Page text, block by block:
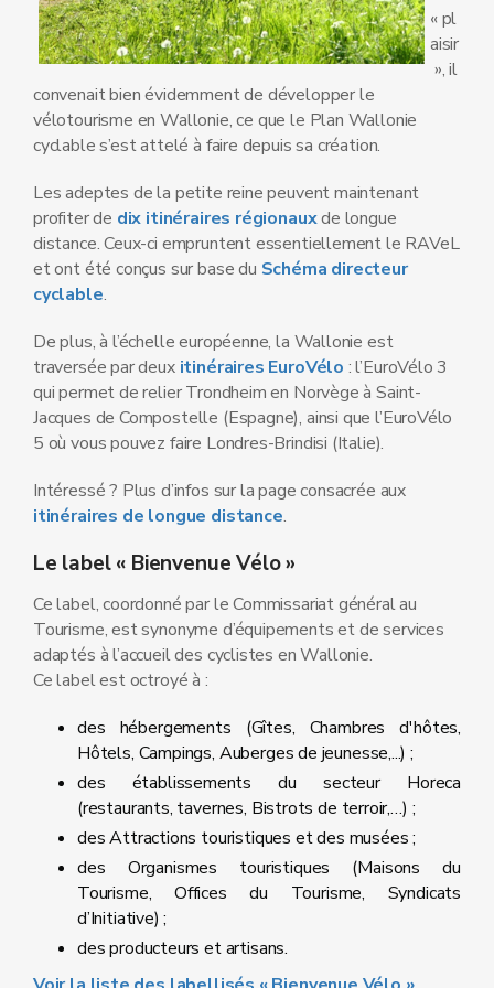
« pl
aisir
», il
convenait bien évidemment de développer le
vélotourisme en Wallonie, ce que le Plan Wallonie
cyclable s’est attelé à faire depuis sa création.
Les adeptes de la petite reine peuvent maintenant
profiter de dix itinéraires régionauxde longue
distance. Ceux-ci empruntent essentiellement le RAVeL
et ont été conçus sur base du Schéma directeur
cyclable.
De plus, à l’échelle européenne, la Wallonie est
traversée par deux itinéraires EuroVélo : l’EuroVélo 3
qui permet de relier Trondheim en Norvège à Saint-
Jacques de Compostelle (Espagne), ainsi que l’EuroVélo
5 où vous pouvez faire Londres-Brindisi (Italie).
Intéressé ? Plus d’infos sur la page consacrée aux
itinéraires de longue distance.
Le label « Bienvenue Vélo »
Ce label, coordonné par le Commissariat général au
Tourisme, est synonyme d’équipements et de services
adaptés à l’accueil des cyclistes en Wallonie.
Ce label est octroyé à :
des hébergements (Gîtes, Chambres d'hôtes,
Hôtels, Campings, Auberges de jeunesse,...) ;
des établissements du secteur Horeca
(restaurants, tavernes, Bistrots de terroir,…) ;
des Attractions touristiques et des musées ;
des Organismes touristiques (Maisons du
Tourisme, Offices du Tourisme, Syndicats
d’Initiative) ;
des producteurs et artisans.